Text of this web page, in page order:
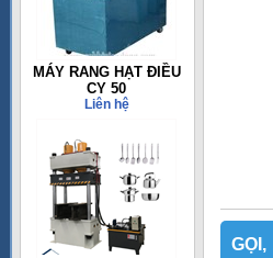
MÁY RANG HẠT ĐIỀU
CY 50
Liên hệ
GỌI,